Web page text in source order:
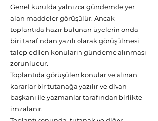
Genel kurulda yalnızca gündemde yer
alan maddeler görüşülür. Ancak
toplantıda hazır bulunan üyelerin onda
biri tarafından yazılı olarak görüşülmesi
talep edilen konuların gündeme alınması
zorunludur.
Toplantıda görüşülen konular ve alınan
kararlar bir tutanağa yazılır ve divan
başkanı ile yazmanlar tarafından birlikte
imzalanır.